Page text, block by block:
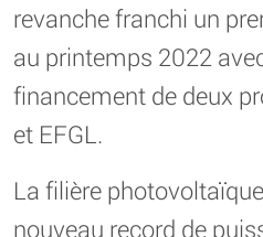
revanche franchi un
au printemps 2022
financement de deux
et EFGL.
La filière
nouveau record de